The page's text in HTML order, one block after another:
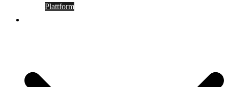
Plattform